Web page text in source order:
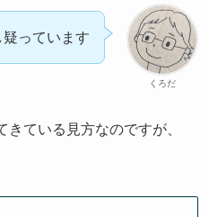
くろだ
っています
ている見方なのですが、